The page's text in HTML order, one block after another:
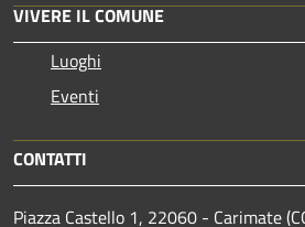
VIVERE IL COMUNE
Luoghi
Eventi
CONTATTI
Piazza Castello 1, 22060 - Carimate